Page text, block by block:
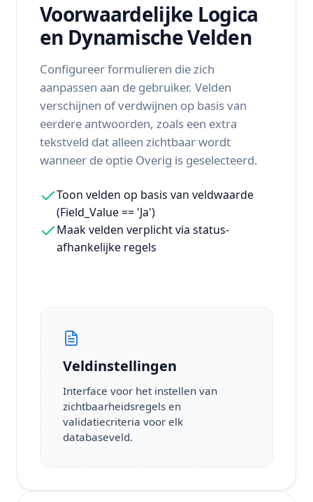
Voorwaardelijke Logica
en Dynamische Velden
Configureer formulieren die zich
aanpassen aan de gebruiker. Velden
verschijnen of verdwijnen op basis van
eerdere antwoorden, zoals een extra
tekstveld dat alleen zichtbaar wordt
wanneer de optie Overig is geselecteerd.
Toon velden op basis van veldwaarde
(Field_Value == 'Ja')
Maak velden verplicht via status-
afhankelijke regels
Veldinstellingen
Interface voor het instellen van
zichtbaarheidsregels en
validatiecriteria voor elk
databaseveld.